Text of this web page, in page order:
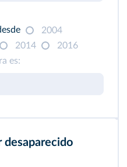
2004
2014
2016
es:
desaparecido